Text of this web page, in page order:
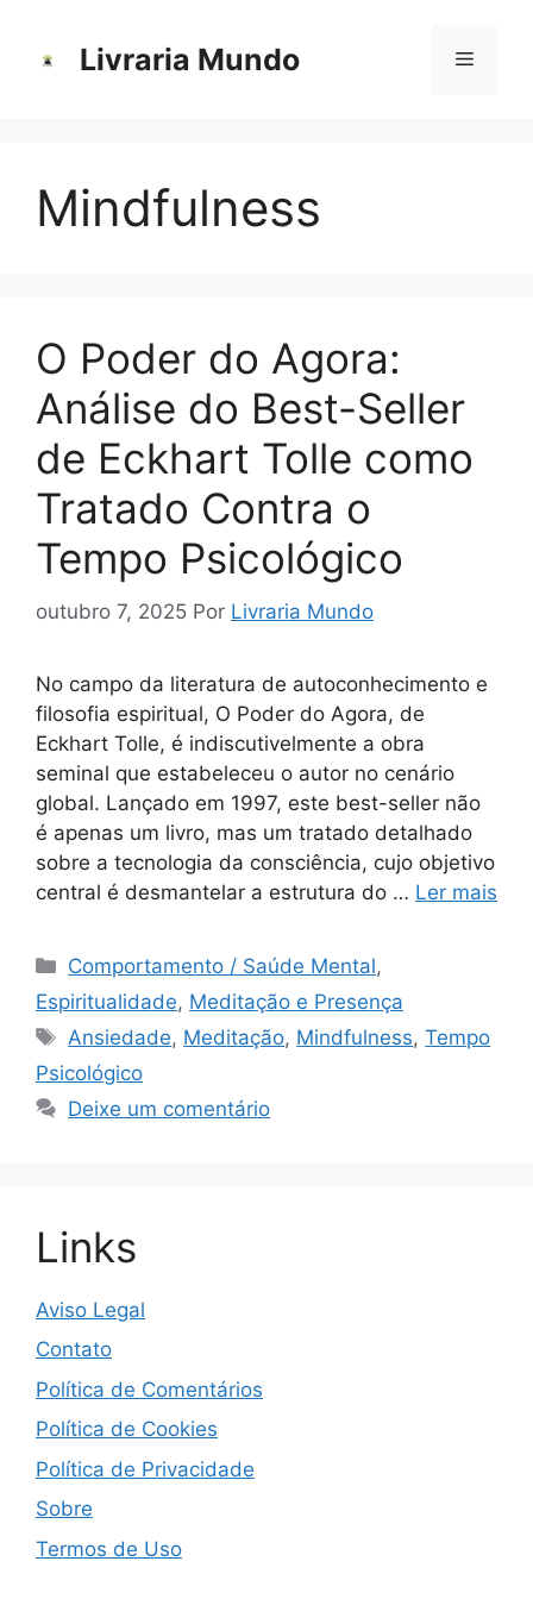
Livraria Mundo Menu
Mindfulness
O Poder do Agora:
Análise do Best-Seller
de Eckhart Tolle como
Tratado Contra o
Tempo Psicológico
outubro 7, 2025 Por Livraria Mundo
No campo da literatura de autoconhecimento e
filosofia espiritual, O Poder do Agora, de
Eckhart Tolle, é indiscutivelmente a obra
seminal que estabeleceu o autor no cenário
global. Lançado em 1997, este best-seller não
é apenas um livro, mas um tratado detalhado
sobre a tecnologia da consciência, cujo objetivo
central é desmantelar a estrutura do … Ler mais
Categorias
Comportamento / Saúde Mental,
Espiritualidade, Meditação e Presença
Tags
Ansiedade, Meditação, Mindfulness,Tempo
Psicológico
Deixe um comentário
Links
Aviso Legal
Contato
Política de Comentários
Política de Cookies
Política de Privacidade
Sobre
Termos de Uso